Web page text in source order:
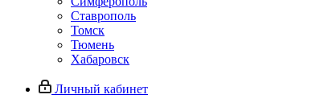
Ставрополь
Томск
Тюмень
Хабаровск
Личный кабинет